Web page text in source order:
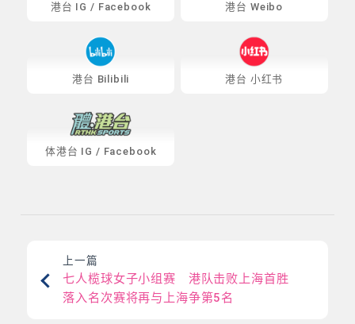
港台 IG / Facebook 港台 Weibo
港台 Bilibili 港台 小红书
体港台 IG / Facebook
上一篇
七人榄球女子小组赛 港队击败上海首胜
落入名次赛将再与上海争第5名